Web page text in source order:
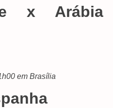
x Arábia
em Brasília